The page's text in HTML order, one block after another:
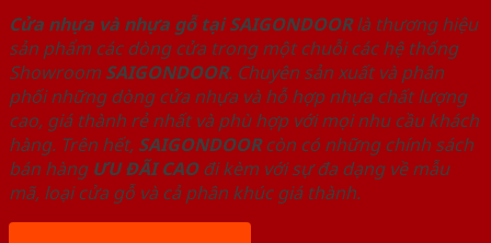
Cửa nhựa và nhựa gỗ tại SAIGONDOORlà thương hiệu
sản phẩm các dòng cửa trong một chuỗi các hệ thống
Showroom SAIGONDOOR. Chuyên sản xuất và phân
phối những dòng cửa nhựa và hỗ hợp nhựa chất lượng
cao, giá thành rẻ nhất và phù hợp với mọi nhu cầu khách
hàng. Trên hết, SAIGONDOORcòn có những chính sách
bán hàng ƯU ĐÃI CAOđi kèm với sự đa dạng về mẫu
mã, loại cửa gỗ và cả phân khúc giá thành.